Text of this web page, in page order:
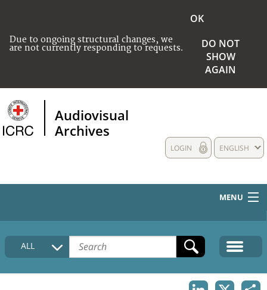
Due to ongoing structural changes, we
are not currently responding to requests.
OK
DO NOT
SHOW
AGAIN
Audiovisual
Archives
ENGLISH
LOGIN
MENU
HOME
COLLECTIONS DESCRIPTION
ALL